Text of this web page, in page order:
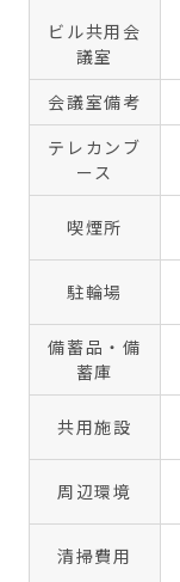
ビル共用会
議室
会議室備考
テレカンブ
ース
喫煙所
駐輪場
備蓄品・備
蓄庫
共用施設
周辺環境
清掃費用